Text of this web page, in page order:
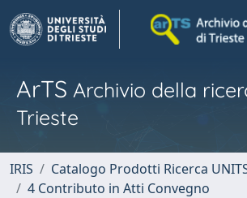
ArTS Archivio della
Trieste
IRIS
Catalogo Prodotti Ricerca
4 Contributo in Atti Convegno